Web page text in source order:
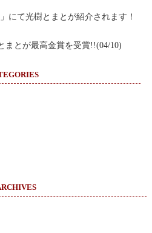
にて光樹とまとが紹介されます！
まとが最高金賞を受賞!!(04/10)